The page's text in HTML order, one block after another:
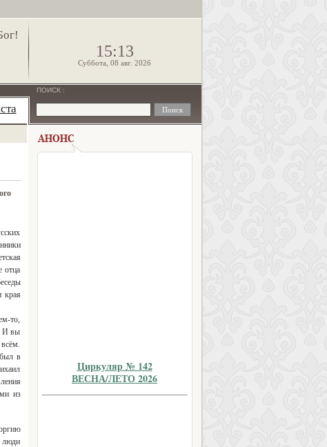
15:13
Суббота, 08 авг. 2026
отца
края
то,
И вы
в
из
люди
ПОИСК :
Циркуляр № 142
ВЕСНА/ЛЕТО 2026